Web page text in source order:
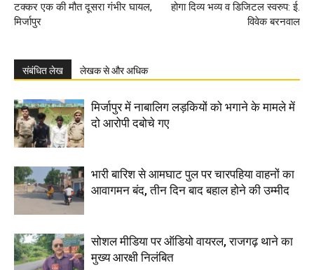
टक्कर एक की मौत दूसरा गंभीर घायल,
मिर्जापुर
होगा दिव्य भव्य व डिजिटल स्वरुप: ई.
विवेक बरनवाल
संबंधित लेख लेखक से और अधिक
मिर्जापुर में नाबालिग लड़कियों को भगाने के मामले में
दो आरोपी दबोचे गए
भारी बारिश से आमघाट पुल पर चारपहिया वाहनों का
आवागमन बंद, तीन दिन बाद बहाल होने की उम्मीद
सोशल मीडिया पर ऑडियो वायरल, राजगढ़ थाने का
मुख्य आरक्षी निलंबित